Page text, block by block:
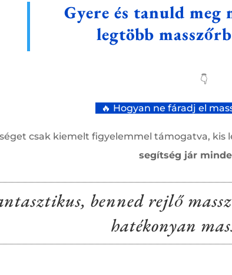
Gyere és tanuld meg
legtöbb
👇
🔥 Hogyan ne fáradj el
csak kiemelt figyelemmel támogatva,
segítség jár
benned rejlő
hatékonyan